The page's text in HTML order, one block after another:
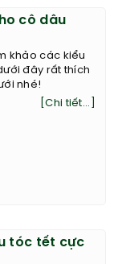
cô dâu
khảo các kiểu
đây rất thích
nhé!
[Chi tiết...]
tóc tết cực